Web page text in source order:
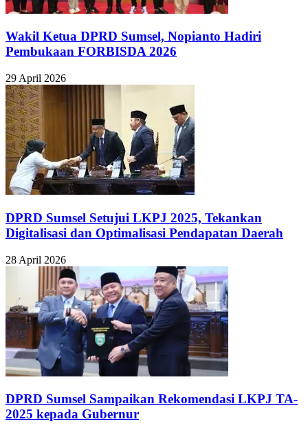
Wakil Ketua DPRD Sumsel, Nopianto Hadiri
Pembukaan FORBISDA 2026
29 April 2026
DPRD Sumsel Setujui LKPJ 2025, Tekankan
Digitalisasi dan Optimalisasi Pendapatan Daerah
28 April 2026
DPRD Sumsel Sampaikan Rekomendasi LKPJ TA-
2025 kepada Gubernur